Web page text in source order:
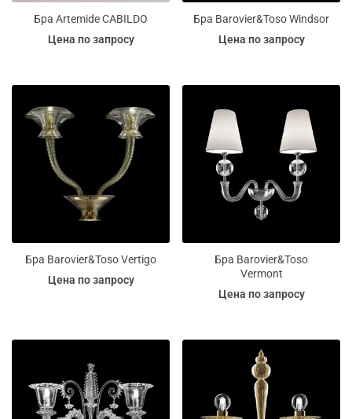
Бра Artemide CABILDO
Цена по запросу
Бра Barovier&Toso Windsor
Цена по запросу
Бра Barovier&Toso Vertigo
Цена по запросу
Бра Barovier&Toso
Vermont
Цена по запросу